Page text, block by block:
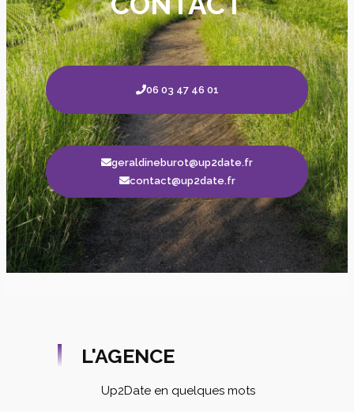
06 03 47 46 01
geraldineburot@up2date.fr
contact@up2date.fr
L'AGENCE
Up2Date en quelques mots